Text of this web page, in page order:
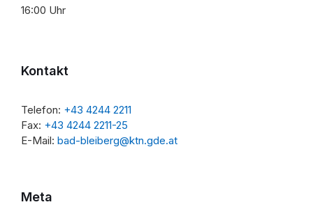
16:00 Uhr
Kontakt
Telefon: +43 4244 2211
Fax: +43 4244 2211-25
E-Mail: bad-bleiberg@ktn.gde.at
Meta